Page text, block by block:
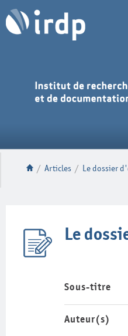
/ Articles / Le dossier
Le
Sous-titre
Auteur(s)